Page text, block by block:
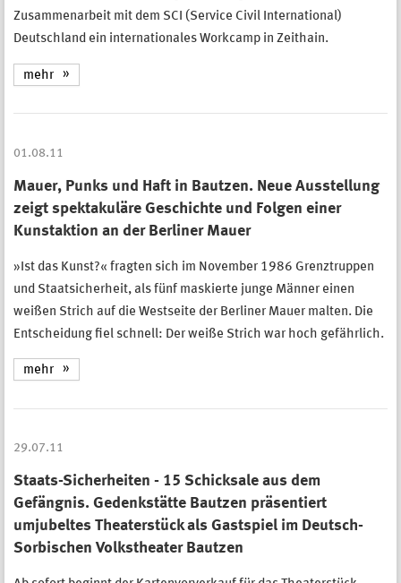
Zusammenarbeit mit dem SCI (Service Civil International)
Deutschland ein internationales Workcamp in Zeithain.
mehr
01.08.11
Mauer, Punks und Haft in Bautzen. Neue Ausstellung
zeigt spektakuläre Geschichte und Folgen einer
Kunstaktion an der Berliner Mauer
»Ist das Kunst?« fragten sich im November 1986 Grenztruppen
und Staatsicherheit, als fünf maskierte junge Männer einen
weißen Strich auf die Westseite der Berliner Mauer malten. Die
Entscheidung fiel schnell: Der weiße Strich war hoch gefährlich.
mehr
29.07.11
Staats-Sicherheiten - 15 Schicksale aus dem
Gefängnis. Gedenkstätte Bautzen präsentiert
umjubeltes Theaterstück als Gastspiel im Deutsch-
Sorbischen Volkstheater Bautzen